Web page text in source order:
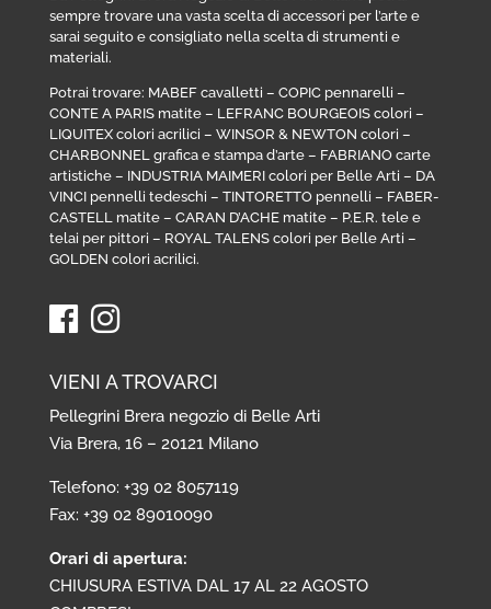
sempre trovare una vasta scelta di accessori per l’arte e
sarai seguito e consigliato nella scelta di strumenti e
materiali.
Potrai trovare: MABEF cavalletti – COPIC pennarelli –
CONTE A PARIS matite– LEFRANC BOURGEOIS colori –
LIQUITEX colori acrilici – WINSOR & NEWTON colori –
CHARBONNEL grafica e stampa d’arte– FABRIANO carte
artistiche– INDUSTRIA MAIMERI colori per Belle Arti – DA
VINCI pennelli tedeschi – TINTORETTO pennelli – FABER-
CASTELL matite– CARAN D’ACHE matite– P.E.R. tele e
telai per pittori – ROYAL TALENS colori per Belle Arti –
GOLDEN colori acrilici.
VIENI A TROVARCI
Pellegrini Brera negozio di Belle Arti
Via Brera, 16 – 20121 Milano
Telefono: +39 02 8057119
Fax: +39 02 89010090
Orari di apertura:
CHIUSURA ESTIVA DAL 17 AL 22 AGOSTO